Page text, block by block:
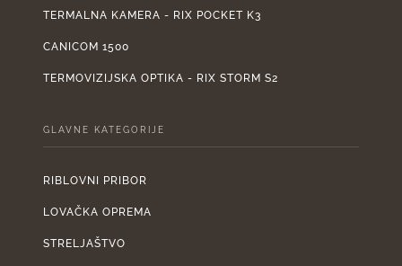
TERMALNA KAMERA - RIX POCKET K3
CANICOM 1500
TERMOVIZIJSKA OPTIKA - RIX STORM S2
GLAVNE KATEGORIJE
RIBLOVNI PRIBOR
LOVAČKA OPREMA
STRELJAŠTVO